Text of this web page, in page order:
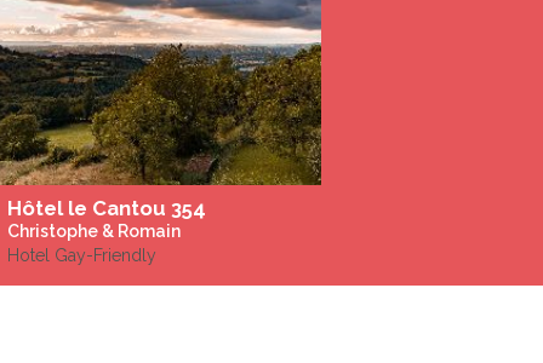
Hôtel le Cantou 354
Christophe & Romain
Hotel Gay-Friendly